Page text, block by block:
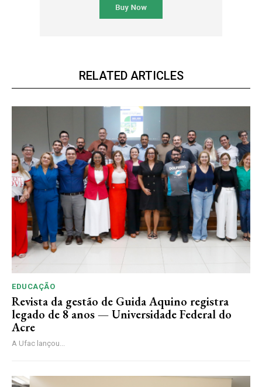
RELATED ARTICLES
EDUCAÇÃO
Revista da gestão de Guida Aquino registra
legado de 8 anos — Universidade Federal do
Acre
A Ufac lançou...